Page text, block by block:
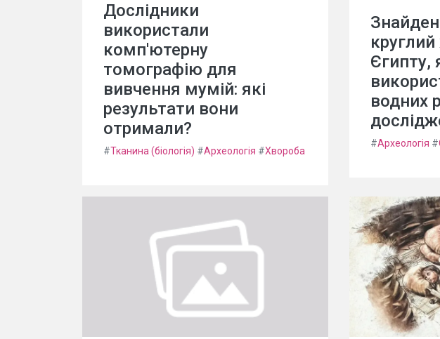
Дослідники
використали
комп'ютерну
томографію для
вивчення мумій: які
результати вони
отримали?
#Тканина (біологія) #Археологія #Хвороба
Єгипту,
водних
#Археологія #